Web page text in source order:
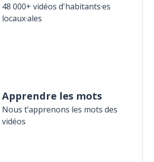
48 000+ vidéos d'habitants·es
locaux·ales
Apprendre les mots
Nous t’apprenons les mots des
vidéos